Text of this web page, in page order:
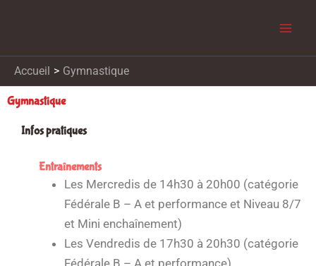
Accueil Gymnastique
Gymnastique
Infos pratiques
Entraînements
Les Mercredis de 14h30 à 20h00 (catégorie
Fédérale B – A et performance et Niveau 8/7
et Mini enchaînement)
Les Vendredis de 17h30 à 20h30 (catégorie
Fédérale B – A et performance)